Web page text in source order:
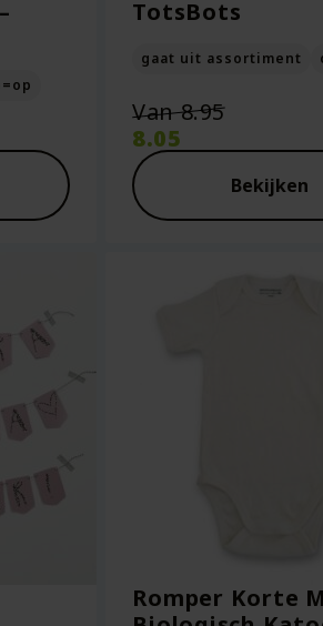
TotsBots
gaat uit assortiment
Van8.95
was:
€8.95.
8.05
Huidige
prijs
is:
€8.05.
Bekijken
Romper Korte